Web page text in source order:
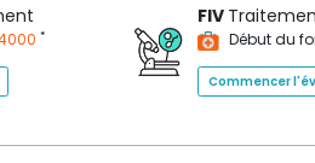
*
FIV
Début du
Commencer